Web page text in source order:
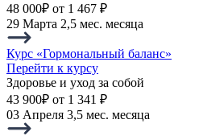
48 000₽ от 1 467 ₽
29 Марта 2,5 мес. месяца
Курс «Гормональный баланс»
Перейти к курсу
Здоровье и уход за собой
43 900₽ от 1 341 ₽
03 Апреля 3,5 мес. месяца